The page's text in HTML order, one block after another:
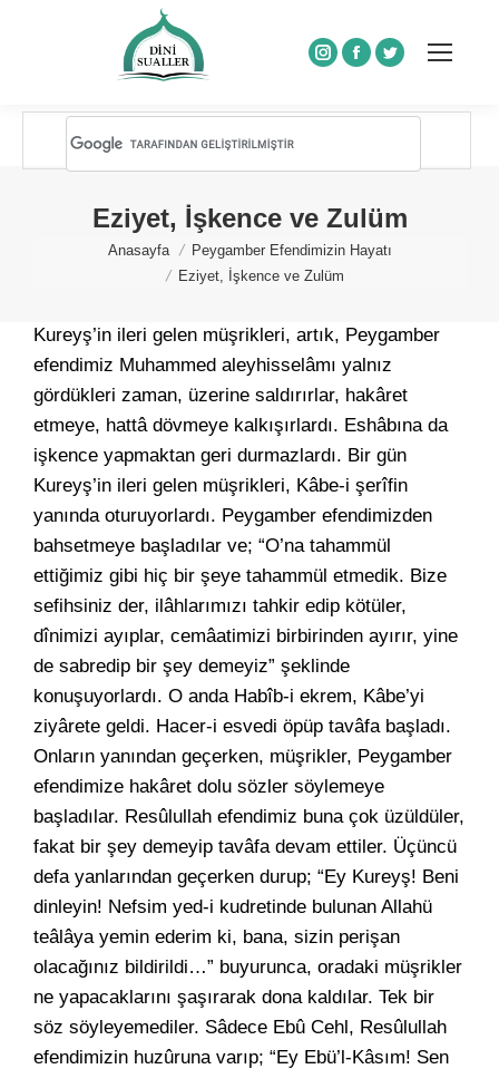
Instagram
Facebook
Twitter
Eziyet, İşkence ve Zulüm
You are here:
Anasayfa
Peygamber Efendimizin Hayatı
Eziyet, İşkence ve Zulüm
Kureyş’in ileri gelen müşrikleri, artık, Peygamber
efendimiz Muhammed aleyhisselâmı yalnız
gördükleri zaman, üzerine saldırırlar, hakâret
etmeye, hattâ dövmeye kalkışırlardı. Eshâbına da
işkence yapmaktan geri durmazlardı. Bir gün
Kureyş’in ileri gelen müşrikleri, Kâbe-i şerîfin
yanında oturuyorlardı. Peygamber efendimizden
bahsetmeye başladılar ve; “O’na tahammül
ettiğimiz gibi hiç bir şeye tahammül etmedik. Bize
sefihsiniz der, ilâhlarımızı tahkir edip kötüler,
dînimizi ayıplar, cemâatimizi birbirinden ayırır, yine
de sabredip bir şey demeyiz” şeklinde
konuşuyorlardı. O anda Habîb-i ekrem, Kâbe’yi
ziyârete geldi. Hacer-i esvedi öpüp tavâfa başladı.
Onların yanından geçerken, müşrikler, Peygamber
efendimize hakâret dolu sözler söylemeye
başladılar. Resûlullah efendimiz buna çok üzüldüler,
fakat bir şey demeyip tavâfa devam ettiler. Üçüncü
defa yanlarından geçerken durup; “Ey Kureyş! Beni
dinleyin! Nefsim yed-i kudretinde bulunan Allahü
teâlâya yemin ederim ki, bana, sizin perişan
olacağınız bildirildi…” buyurunca, oradaki müşrikler
ne yapacaklarını şaşırarak dona kaldılar. Tek bir
söz söyleyemediler. Sâdece Ebû Cehl, Resûlullah
efendimizin huzûruna varıp; “Ey Ebü’l-Kâsım! Sen